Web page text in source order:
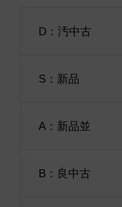
D：汚中古
S：新品
A：新品並
B：良中古